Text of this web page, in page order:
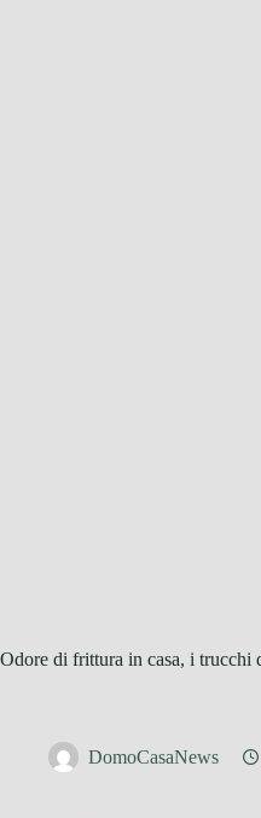
Odore di frittura in casa, i trucchi
DomoCasaNews